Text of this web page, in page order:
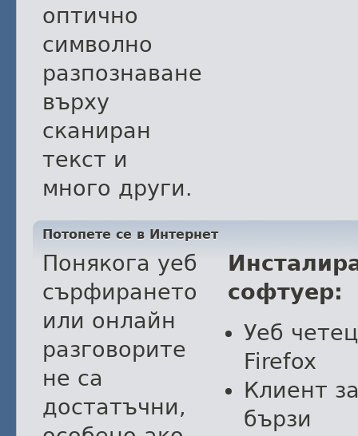
оптично
символно
разпознаване
върху
сканиран
текст и
много други.
Потопете се в Интернет
Понякога уеб
сърфирането
или онлайн
разговорите
не са
достатъчни,
софтуер:
Уеб четец
Firefox
Клиент
бързи